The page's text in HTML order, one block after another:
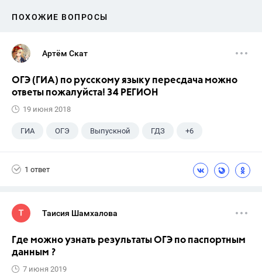
ПОХОЖИЕ ВОПРОСЫ
Артём Скат
ОГЭ (ГИА) по русскому языку пересдача можно
ответы пожалуйста! 34 РЕГИОН
19 июня 2018
ГИА ОГЭ Выпускной ГДЗ +6
1 ответ
Таисия Шамхалова
Где можно узнать результаты ОГЭ по паспортным
данным ?
7 июня 2019